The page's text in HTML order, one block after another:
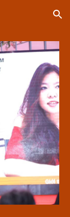
Skip to navigation